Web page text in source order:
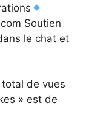
Soutien
le chat et
de vues
» est de